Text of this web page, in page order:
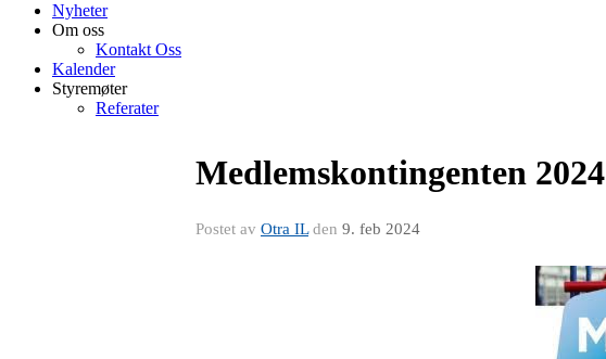
Nyheter
Om oss
Kontakt Oss
Kalender
Styremøter
Referater
Medlemskontingenten 2024
Postet av Otra ILden 9. feb 2024